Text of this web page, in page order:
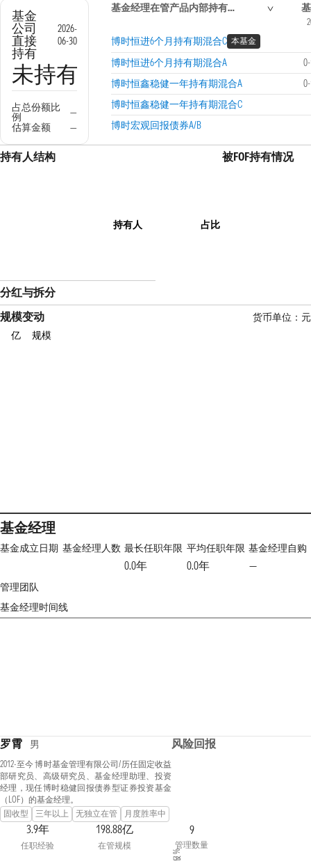
基金
公司
直接
持有
2026-
06-30
未持有
占总份额比
例
—
估算金额
—
基金经理在管产品内部持有信息
博时恒进6个月持有期混合C 本基金
博时恒进6个月持有期混合A
博时恒鑫稳健一年持有期混合A
博时恒鑫稳健一年持有期混合C
博时宏观回报债券A/B
持有人结构
持有人 占比
被FOF持有情况
分红与拆分
规模变动
货币单位：元
亿
规模
基金经理
基金成立日期 基金经理人数 最长任职年限
0.0年
平均任职年限
0.0年
基金经理自购
—
管理团队
基金经理时间线
罗霄 男
2012-至今 博时基金管理有限公司/历任固定收益
部研究员、高级研究员、基金经理助理、投资
经理，现任博时稳健回报债券型证券投资基金
（LOF）的基金经理。
固收型
三年以上 无独立在管 月度胜率中
3.9年
任职经验
198.88亿
在管规模
9
管理数量
风险回报